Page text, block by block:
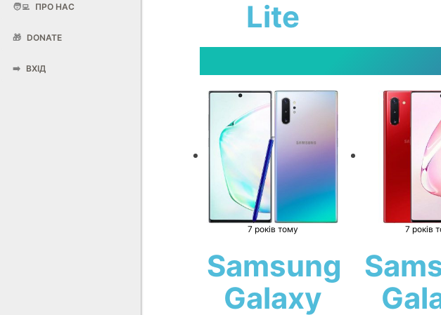
🧑‍💻 ПРО НАС
🎁 DONATE
➡️ ВХІД
Lite
7 років тому
Samsung
Galaxy
7 років